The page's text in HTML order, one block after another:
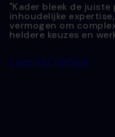
"Kader bleek de
inhoudelijke
vermogen om
heldere keuzes en
Lees het verhaal